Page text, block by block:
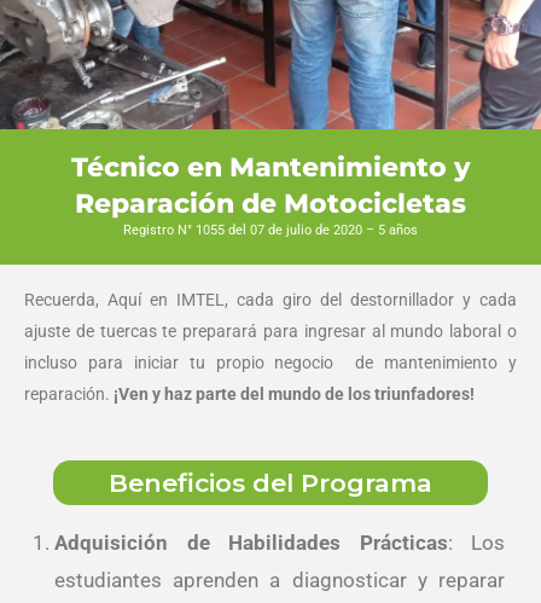
Técnico en Mantenimiento y
Reparación de Motocicletas
Registro N° 1055 del 07 de julio de 2020 – 5 años
Recuerda, Aquí en IMTEL, cada giro del destornillador y cada
ajuste de tuercas te preparará para ingresar al mundo laboral o
incluso para iniciar tu propio negocio de mantenimiento y
reparación. ¡Ven y haz parte del mundo de los triunfadores!
Beneficios del Programa
Adquisición de Habilidades Prácticas: Los
estudiantes aprenden a diagnosticar y reparar